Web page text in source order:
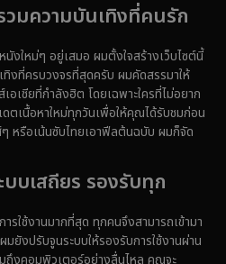
(5)
(92)
(61)
1983
1982
1962 1953
มความบันเทิงที่คนรัก
งใหม่ๆ อยู่เสมอ ผมตั้งใจสร้างเว็บไซต์นี้
งที่ครบวงจรที่สุดครับ ผมคัดสรรมาให้
เชียที่กำลังฮิต โดยเฉพาะใครที่ไม่อยาก
ตเนื้อหาใหม่ทุกวันเพื่อให้คุณได้รับชมก่อน
หรือเน้นซับไทยเอาฟีลต้นฉบับ ผมก็จัด
บเสถียร รองรับทุก
ใช้งานมากที่สุด ทุกคนจึงสามารถเข้ามา
มยังปรับจูนระบบให้รองรับการใช้งานผ่าน
งคอมพิวเตอร์อย่างลื่นไหล คุณจะ